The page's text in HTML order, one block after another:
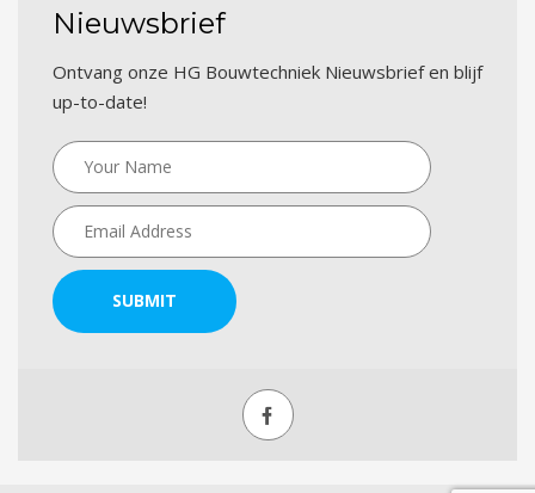
Nieuwsbrief
Ontvang onze HG Bouwtechniek Nieuwsbrief en blijf
up-to-date!
SUBMIT